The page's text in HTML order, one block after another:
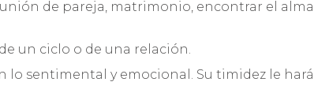
unión de pareja, matrimonio, encontrar el alma
un ciclo o de una relación.
lo sentimental y emocional. Su timidez le hará